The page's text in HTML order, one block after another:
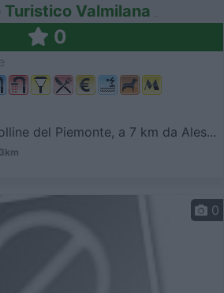
Valmilana
0
del Piemonte, a 7 km da Ales...
0